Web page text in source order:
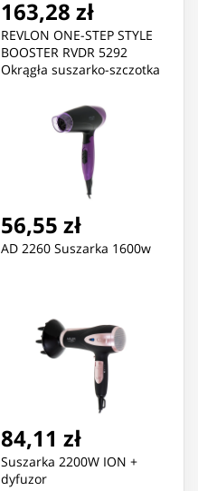
163,28 zł
REVLON ONE-STEP STYLE
BOOSTER RVDR 5292
Okrągła suszarko-szczotka
56,55 zł
AD 2260 Suszarka 1600w
84,11 zł
Suszarka 2200W ION +
dyfuzor